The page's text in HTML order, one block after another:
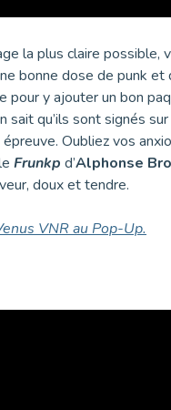
la plus claire possible,
bonne dose de punk
y ajouter un bon
sait qu’ils sont signés
Oubliez vos
Frunkp d’Alphonse
doux et tendre.
VNR au Pop-Up.